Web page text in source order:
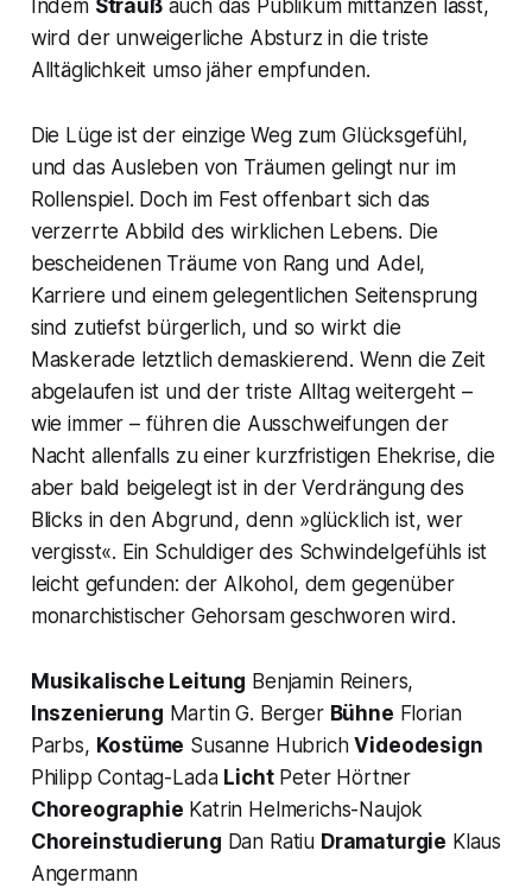
Indem Straußauch das Publikum mittanzen lässt,
wird der unweigerliche Absturz in die triste
Alltäglichkeit umso jäher empfunden.
Die Lüge ist der einzige Weg zum Glücksgefühl,
und das Ausleben von Träumen gelingt nur im
Rollenspiel. Doch im Fest offenbart sich das
verzerrte Abbild des wirklichen Lebens. Die
bescheidenen Träume von Rang und Adel,
Karriere und einem gelegentlichen Seitensprung
sind zutiefst bürgerlich, und so wirkt die
Maskerade letztlich demaskierend. Wenn die Zeit
abgelaufen ist und der triste Alltag weitergeht –
wie immer – führen die Ausschweifungen der
Nacht allenfalls zu einer kurzfristigen Ehekrise, die
aber bald beigelegt ist in der Verdrängung des
Blicks in den Abgrund, denn »glücklich ist, wer
vergisst«. Ein Schuldiger des Schwindelgefühls ist
leicht gefunden: der Alkohol, dem gegenüber
monarchistischer Gehorsam geschworen wird.
Musikalische Leitung Benjamin Reiners,
Inszenierung Martin G. Berger Bühne Florian
Parbs, Kostüme Susanne HubrichVideodesign
Philipp Contag-Lada LichtPeter Hörtner
Choreographie Katrin Helmerichs-Naujok
Choreinstudierung Dan Ratiu Dramaturgie Klaus
Angermann